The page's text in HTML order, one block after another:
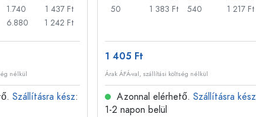
1.740
1 437 Ft
6.880
1 242 Ft
nélkül
Szállításra kész:
50
1 383 Ft
540
1 217 Ft
1 405 Ft
Árak ÁFÁ-val, szállítási költség nélkül
Azonnal elérhető. Szállításra kész
1-2 napon belül